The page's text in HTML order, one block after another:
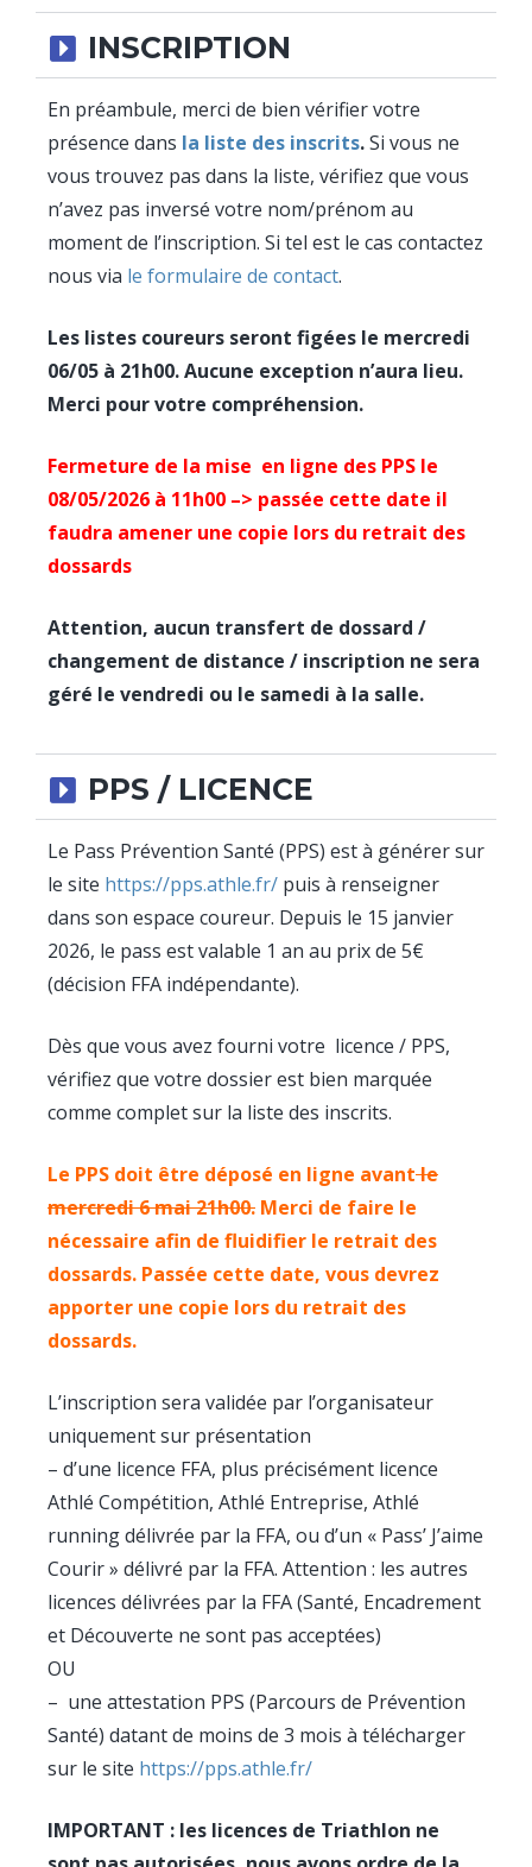
INSCRIPTION
En préambule, merci de bien vérifier votre
présence dans la liste des inscrits.Si vous ne
vous trouvez pas dans la liste, vérifiez que vous
n’avez pas inversé votre nom/prénom au
moment de l’inscription. Si tel est le cas contactez
nous via le formulaire de contact.
Les listes coureurs seront figées le mercredi
06/05 à 21h00. Aucune exception n’aura lieu.
Merci pour votre compréhension.
Fermeture de la mise en ligne des PPS le
08/05/2026 à 11h00 –> passée cette date il
faudra amener une copie lors du retrait des
dossards
Attention, aucun transfert de dossard /
changement de distance / inscription ne sera
géré le vendredi ou le samedi à la salle.
PPS / LICENCE
Le Pass Prévention Santé (PPS) est à générer sur
le site https://pps.athle.fr/ puis à renseigner
dans son espace coureur. Depuis le 15 janvier
2026, le pass est valable 1 an au prix de 5€
(décision FFA indépendante).
Dès que vous avez fourni votre licence / PPS,
vérifiez que votre dossier est bien marquée
comme complet sur la liste des inscrits.
Le PPS doit être déposé en ligne avantle
mercredi 6 mai 21h00. Merci de faire le
nécessaire afin de fluidifier le retrait des
dossards. Passée cette date, vous devrez
apporter une copie lors du retrait des
dossards.
L’inscription sera validée par l’organisateur
uniquement sur présentation
– d’une licence FFA, plus précisément licence
Athlé Compétition, Athlé Entreprise, Athlé
running délivrée par la FFA, ou d’un « Pass’ J’aime
Courir » délivré par la FFA. Attention : les autres
licences délivrées par la FFA (Santé, Encadrement
et Découverte ne sont pas acceptées)
OU
– une attestation PPS (Parcours de Prévention
Santé) datant de moins de 3 mois à télécharger
sur le site https://pps.athle.fr/
IMPORTANT : les licences de Triathlon ne